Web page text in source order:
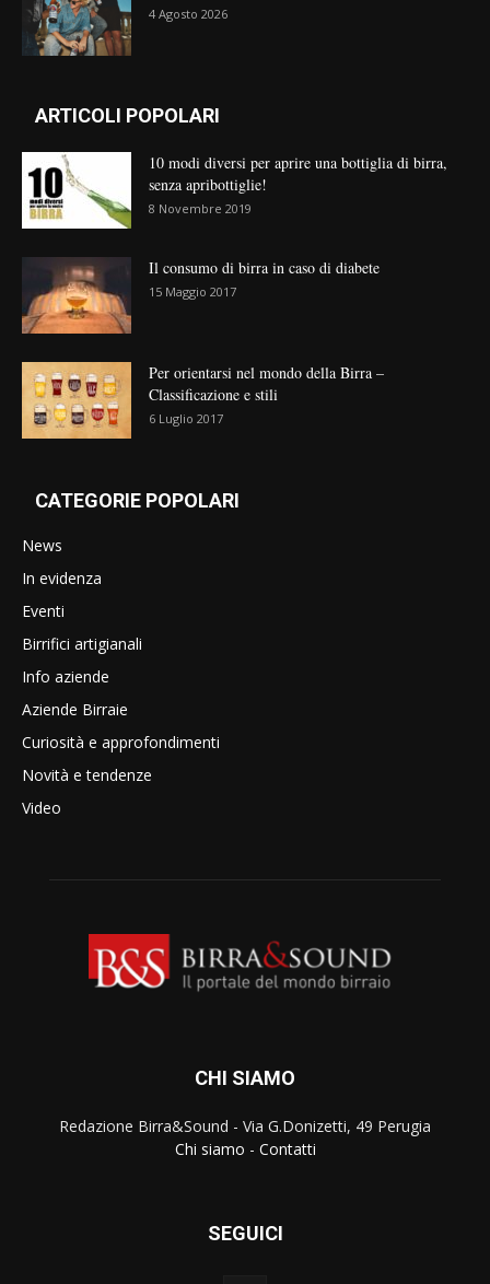
4 Agosto 2026
ARTICOLI POPOLARI
10 modi diversi per aprire una bottiglia di birra,
senza apribottiglie!
8 Novembre 2019
Il consumo di birra in caso di diabete
15 Maggio 2017
Per orientarsi nel mondo della Birra –
Classificazione e stili
6 Luglio 2017
CATEGORIE POPOLARI
News
In evidenza
Eventi
Birrifici artigianali
Info aziende
Aziende Birraie
Curiosità e approfondimenti
Novità e tendenze
Video
CHI SIAMO
Redazione Birra&Sound - Via G.Donizetti, 49 Perugia
Chi siamo - Contatti
SEGUICI